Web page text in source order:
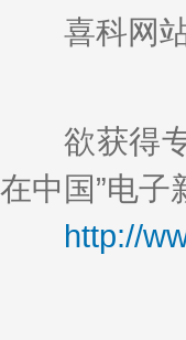
喜科网站
欲获得专
在中国”电子
http://